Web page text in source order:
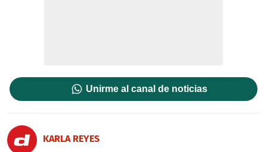
Unirme al canal de noticias
KARLA REYES